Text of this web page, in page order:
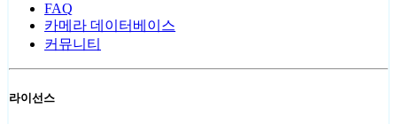
FAQ
카메라 데이터베이스
커뮤니티
라이선스